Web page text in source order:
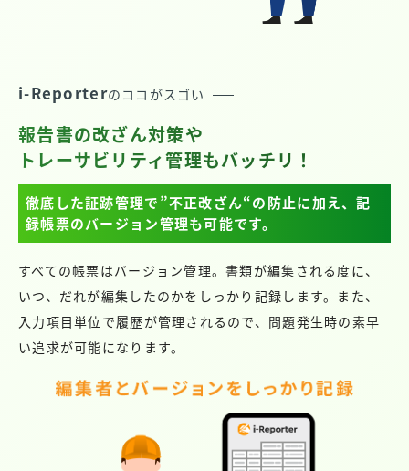
i-Reporterのココがスゴい
報告書の改ざん対策や
トレーサビリティ管理もバッチリ！
徹底した証跡管理で”不正改ざん“の防止に加え、記
録帳票のバージョン管理も可能です。
すべての帳票はバージョン管理。書類が編集される度に、
いつ、だれが編集したのかをしっかり記録します。また、
入力項目単位で履歴が管理されるので、問題発生時の素早
い追求が可能になります。